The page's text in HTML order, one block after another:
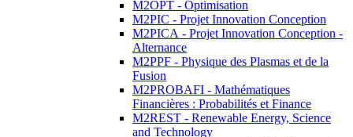
M2OPT - Optimisation
M2PIC - Projet Innovation Conception
M2PICA - Projet Innovation Conception -
Alternance
M2PPF - Physique des Plasmas et de la
Fusion
M2PROBAFI - Mathématiques
Financières : Probabilités et Finance
M2REST - Renewable Energy, Science
and Technology